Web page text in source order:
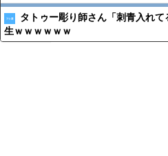
タトゥー彫り師さん「刺青入れ
生ｗｗｗｗｗｗ